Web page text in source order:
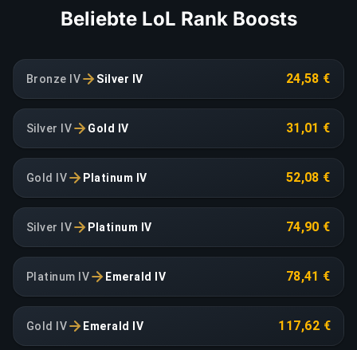
Beliebte LoL Rank Boosts
Bronze IV Silver IV 24,58 €
Silver IV Gold IV 31,01 €
Gold IV Platinum IV 52,08 €
Silver IV Platinum IV 74,90 €
Platinum IV Emerald IV 78,41 €
Gold IV Emerald IV 117,62 €